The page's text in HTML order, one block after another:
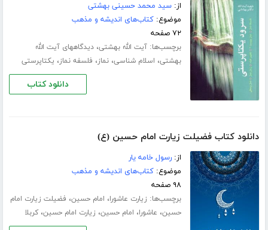
از:سید محمد حسینی بهشتی
موضوع:کتاب‌های اندیشه و مذهب
۷۲ صفحه
برچسب‌ها:آیت الله بهشتی،دیدگاههای آیت الله
بهشتی، اسلام شناسی،نماز، فلسفه نماز، یکتاپرستی
دانلود کتاب
دانلود کتاب فضیلت زیارت امام حسین (ع)
از:رسول خامه یار
موضوع:کتاب‌های اندیشه و مذهب
۹۸ صفحه
برچسب‌ها: زیارت عاشورا، امام حسین، فضیلت زیارت امام
حسین، عاشورا، امام حسین، زیارت امام حسین،کربلا